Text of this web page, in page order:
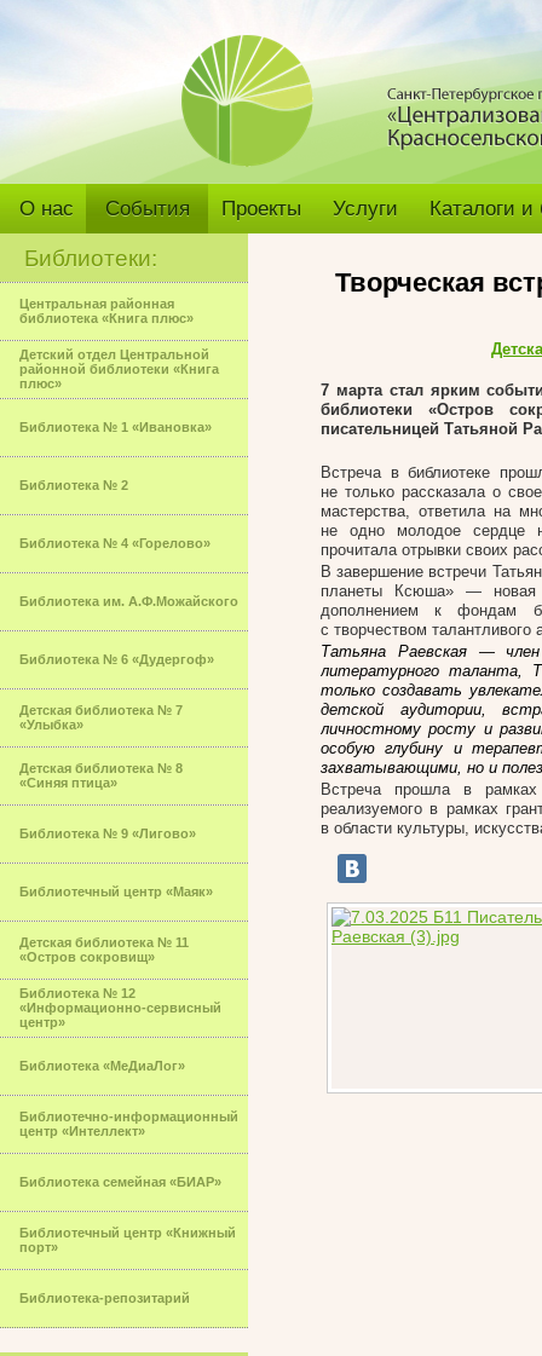
О нас События Проекты Услуги Каталоги
Библиотеки:
Центральная районная
библиотека «Книга плюс»
Детский отдел Центральной
районной библиотеки «Книга
плюс»
Библиотека № 1 «Ивановка»
Библиотека № 2
Библиотека № 4 «Горелово»
Библиотека им. А.Ф.Можайского
Библиотека № 6 «Дудергоф»
Детская библиотека № 7
«Улыбка»
Детская библиотека № 8
«Синяя птица»
Библиотека № 9 «Лигово»
Библиотечный центр «Маяк»
Детская библиотека № 11
«Остров сокровищ»
Библиотека № 12
«Информационно-сервисный
центр»
Библиотека «МеДиаЛог»
Библиотечно-информационный
центр «Интеллект»
Библиотека семейная «БИАР»
Библиотечный центр «Книжный
порт»
Библиотека-репозитарий
Творческая
7 марта стал ярким
библиотеки «Остров
писательницей Татьяной
Встреча в библиотеке
не только рассказала о
мастерства, ответила на
не одно молодое сердце
прочитала отрывки своих
В завершение встречи
планеты Ксюша» — новая
дополнением к фондам
с творчеством талантливого
Татьяна Раевская —
литературного таланта,
только создавать
детской аудитории,
личностному росту и
особую глубину и
захватывающими, но и
Встреча прошла в рамках
реализуемого в рамках
в области культуры,